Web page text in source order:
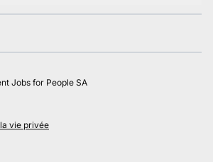
Jobs for People SA
vie privée